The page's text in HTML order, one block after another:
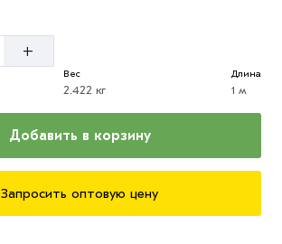
+
Вес
2.422 кг
Длина
1 м
Добавить в корзину
Запросить оптовую цену